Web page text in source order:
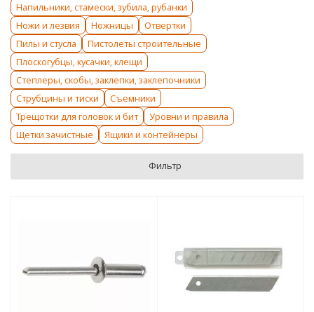
Напильники, стамески, зубила, рубанки
Ножи и лезвия
Ножницы
Отвертки
Пилы и стусла
Пистолеты строительные
Плоскогубцы, кусачки, клещи
Степлеры, скобы, заклепки, заклепочники
Струбцины и тиски
Съемники
Трещотки для головок и бит
Уровни и правила
Щетки зачистные
Ящики и контейнеры
Фильтр